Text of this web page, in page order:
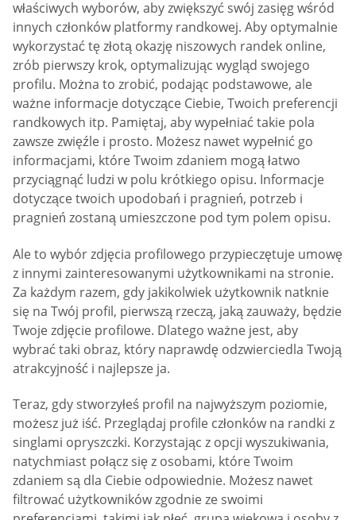
właściwych wyborów, aby zwiększyć swój zasięg wśród
innych członków platformy randkowej. Aby optymalnie
wykorzystać tę złotą okazję niszowych randek online,
zrób pierwszy krok, optymalizując wygląd swojego
profilu. Można to zrobić, podając podstawowe, ale
ważne informacje dotyczące Ciebie, Twoich preferencji
randkowych itp. Pamiętaj, aby wypełniać takie pola
zawsze zwięźle i prosto. Możesz nawet wypełnić go
informacjami, które Twoim zdaniem mogą łatwo
przyciągnąć ludzi w polu krótkiego opisu. Informacje
dotyczące twoich upodobań i pragnień, potrzeb i
pragnień zostaną umieszczone pod tym polem opisu.
Ale to wybór zdjęcia profilowego przypieczętuje umowę
z innymi zainteresowanymi użytkownikami na stronie.
Za każdym razem, gdy jakikolwiek użytkownik natknie
się na Twój profil, pierwszą rzeczą, jaką zauważy, będzie
Twoje zdjęcie profilowe. Dlatego ważne jest, aby
wybrać taki obraz, który naprawdę odzwierciedla Twoją
atrakcyjność i najlepsze ja.
Teraz, gdy stworzyłeś profil na najwyższym poziomie,
możesz już iść. Przeglądaj profile członków na randki z
singlami opryszczki. Korzystając z opcji wyszukiwania,
natychmiast połącz się z osobami, które Twoim
zdaniem są dla Ciebie odpowiednie. Możesz nawet
filtrować użytkowników zgodnie ze swoimi